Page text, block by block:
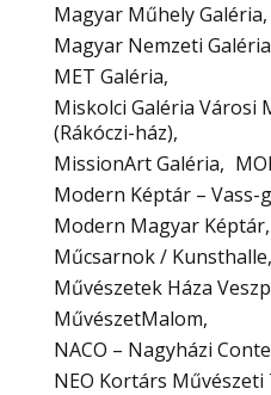
Magyar Műhely Galéria
Magyar Nemzeti Galéria
MET Galéria
Miskolci Galéria Városi
(Rákóczi-ház)
MissionArt Galéria
Modern Képtár – Vass-
Modern Magyar Képtár
Műcsarnok / Kunsthalle
Művészetek Háza
MűvészetMalom
NACO – Nagyházi
NEO Kortárs Művészeti